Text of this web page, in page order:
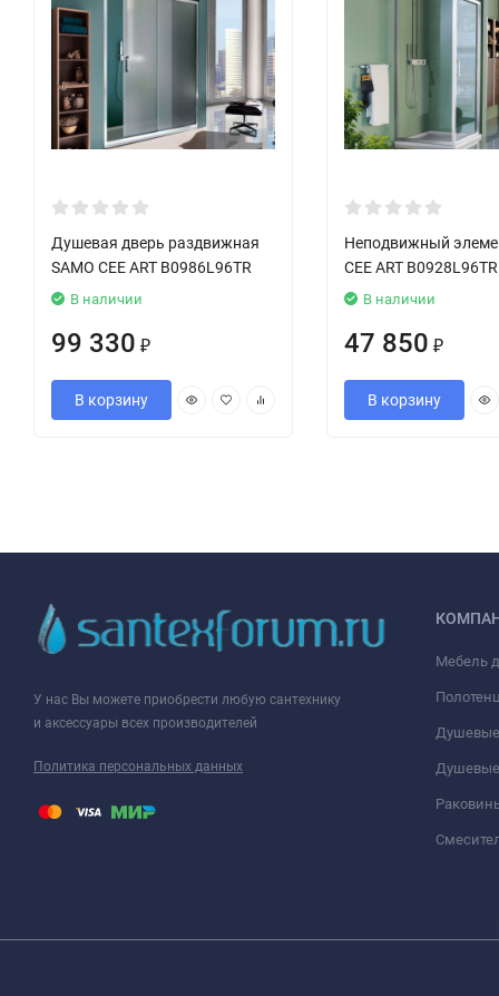
Душевая дверь раздвижная
SAMO CEE ART B0986L96TR
В наличии
99 330 ₽
В корзину
Неподвижный
CEE ART B0928L96TR
В наличии
47 850 ₽
В корзину
У нас Вы можете приобрести любую сантехнику
и аксессуары всех производителей
Политика персональных данных
Мебель